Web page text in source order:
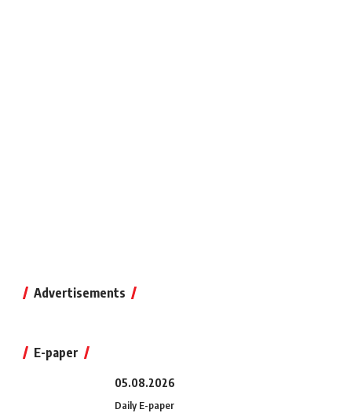
Advertisements
E-paper
05.08.2026
Daily E-paper